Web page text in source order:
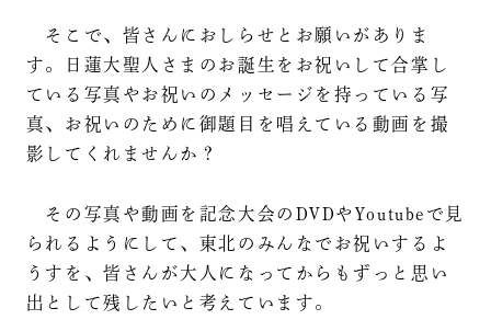
そこで、皆さんにおしらせとお願いがありま
す。日蓮大聖人さまのお誕生をお祝いして合掌し
ている写真やお祝いのメッセージを持っている写
真、お祝いのために御題目を唱えている動画を撮
影してくれませんか？
その写真や動画を記念大会のDVDやYoutubeで見
られるようにして、東北のみんなでお祝いするよ
うすを、皆さんが大人になってからもずっと思い
出として残したいと考えています。